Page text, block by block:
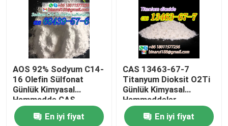
AOS 92% Sodyum C14-
16 Olefin Sülfonat
Günlük Kimyasal
Hammadde CAS
68439-57-6
En iyi fiyat
CAS 13463-67-7
Titanyum Dioksit O2Ti
Günlük Kimyasal
Hammaddeler
Titanyum Oksit Beyaz
Toz
En iyi fiyat